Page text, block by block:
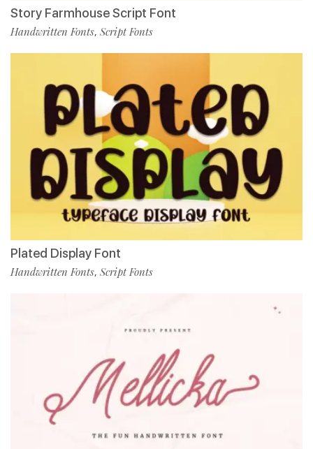
Story Farmhouse Script Font
Handwritten Fonts, Script Fonts
Plated Display Font
Handwritten Fonts, Script Fonts